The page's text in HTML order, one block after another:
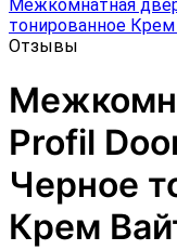
Межкомнатная
тонированное
Отзывы
Profil
Черное
Крем